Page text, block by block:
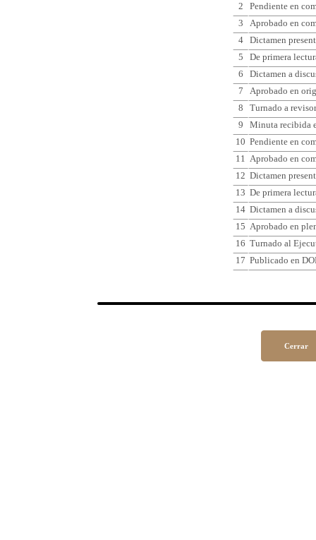
2
Pendiente en
3
Aprobado en
4
Dictamen
5
De primera
6
Dictamen a
7
Aprobado en
8
Turnado a
9
Minuta recibida
10 Pendiente en
11 Aprobado en
12 Dictamen
13 De primera
14 Dictamen a
15 Aprobado en
16 Turnado al
17 Publicado en
Cerrar